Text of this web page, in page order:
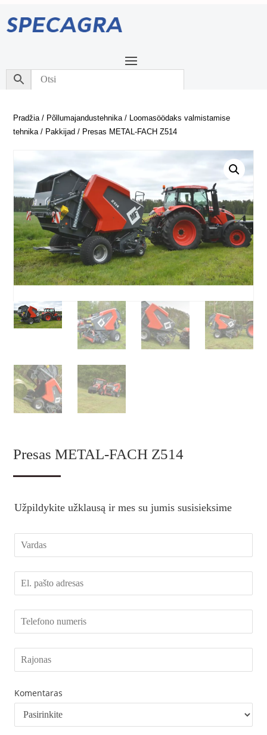
Pradžia/ Põllumajandustehnika/ Loomasöödaks valmistamise
tehnika/ Pakkijad / Presas METAL-FACH Z514
Presas METAL-FACH Z514
Užpildykite užklausą ir mes su jumis susisieksime
Komentaras